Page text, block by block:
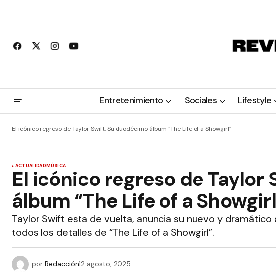
Entretenimiento Sociales Lifestyle
El icónico regreso de Taylor Swift: Su duodécimo álbum “The Life of a Showgirl”
ACTUALIDADMÚSICA
El icónico regreso de Taylor
álbum “The Life of a
Taylor Swift esta de vuelta, anuncia su nuevo y dramático
todos los detalles de “The Life of a Showgirl”.
por Redacción12 agosto, 2025